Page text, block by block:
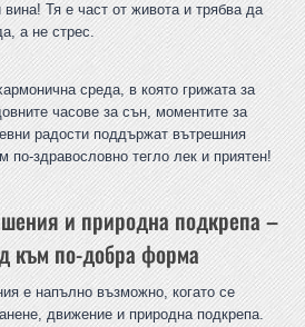
Тя е част от живота и трябва да
а не стрес.
среда, в която грижата за
часове за сън, моментите за
радости поддържат вътрешния
по-здравословно тегло лек и приятен!
и природна подкрепа –
към по-добра форма
е напълно възможно, когато се
движение и природна подкрепа.